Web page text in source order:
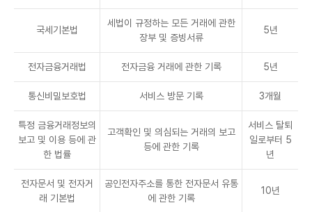
국세기본법
세법이 규정하는 모든 거래에 관한
장부 및 증빙서류
5년
전자금융거래법 전자금융 거래에 관한 기록 5년
통신비밀보호법 서비스 방문 기록 3개월
특정 금융거래정보의
보고 및 이용 등에 관
한 법률
고객확인 및 의심되는 거래의 보고
등에 관한 기록
서비스 탈퇴
일로부터 5
년
전자문서 및 전자거
래 기본법
공인전자주소를 통한 전자문서 유통
에 관한 기록
10년